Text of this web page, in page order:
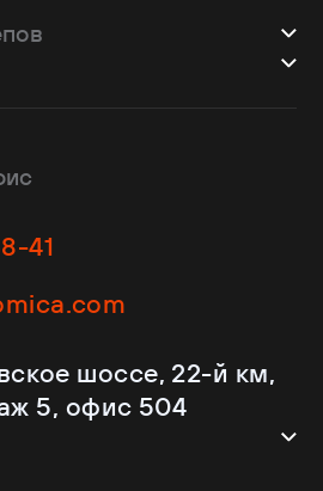
41
шоссе, 22-й км,
5, офис 504